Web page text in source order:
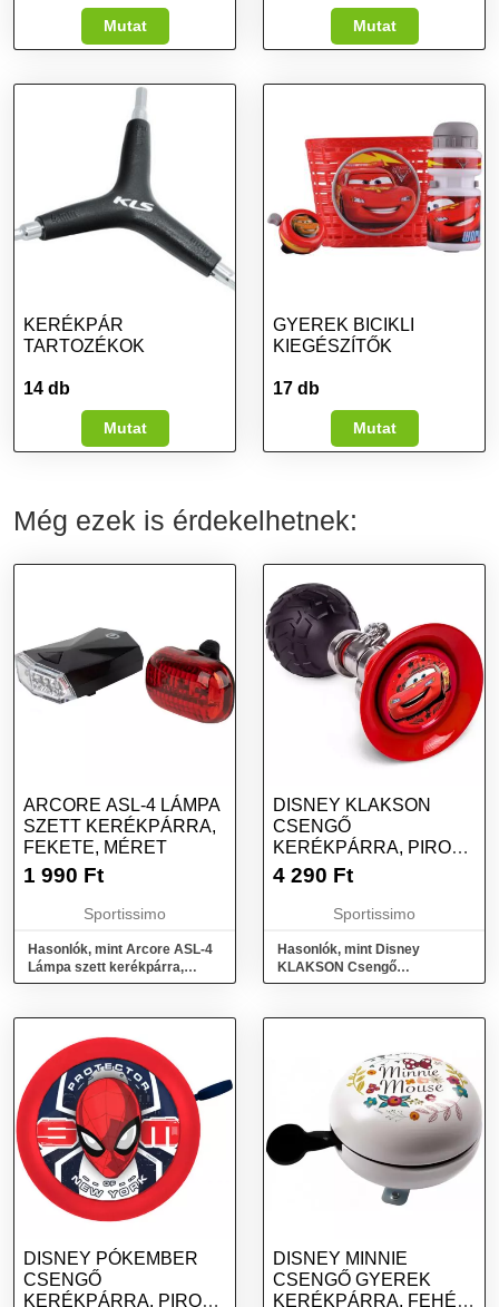
Mutat Mutat
KERÉKPÁR
TARTOZÉKOK
14 db
Mutat
GYEREK BICIKLI
KIEGÉSZÍTŐK
17 db
Mutat
Még ezek is érdekelhetnek:
ARCORE ASL-4 LÁMPA
SZETT KERÉKPÁRRA,
FEKETE, MÉRET
1 990 Ft
Sportissimo
Hasonlók, mint Arcore ASL-4
Lámpa szett kerékpárra,
fekete, méret
DISNEY KLAKSON
CSENGŐ
KERÉKPÁRRA, PIROS,
MÉRET
4 290 Ft
Sportissimo
Hasonlók, mint Disney
KLAKSON Csengő
kerékpárra, piros, méret
DISNEY PÓKEMBER
CSENGŐ
KERÉKPÁRRA, PIROS,
DISNEY MINNIE
CSENGŐ GYEREK
KERÉKPÁRRA, FEHÉR,